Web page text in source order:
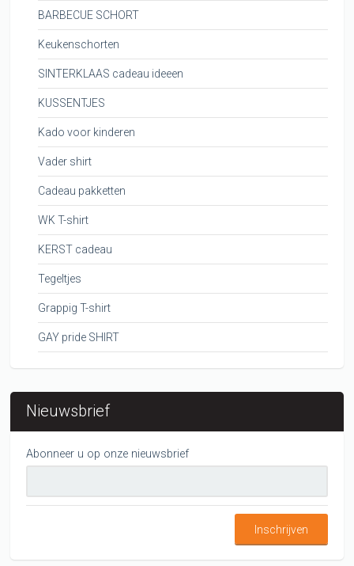
BARBECUE SCHORT
Keukenschorten
SINTERKLAAS cadeau ideeen
KUSSENTJES
Kado voor kinderen
Vader shirt
Cadeau pakketten
WK T-shirt
KERST cadeau
Tegeltjes
Grappig T-shirt
GAY pride SHIRT
Nieuwsbrief
Abonneer u op onze nieuwsbrief
Inschrijven